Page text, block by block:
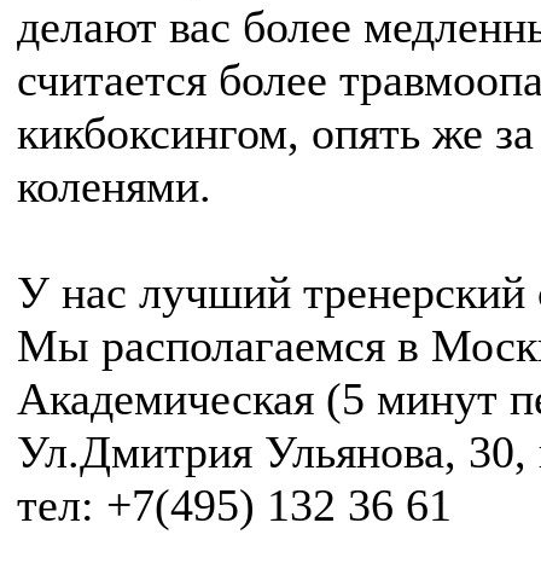
делают вас более
считается более
кикбоксингом, опять же
коленями.
У нас лучший тренерский
Мы располагаемся в
Академическая (5 минут
Ул.Дмитрия Ульянова, 30,
тел: +7(495) 132 36 61